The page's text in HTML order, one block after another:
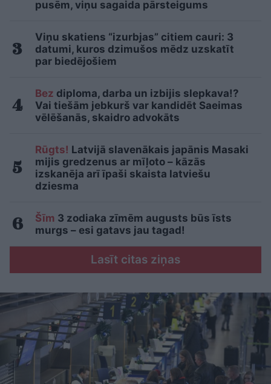
pusēm, viņu sagaida pārsteigums
Viņu skatiens “izurbjas” citiem cauri: 3
datumi, kuros dzimušos mēdz uzskatīt
par biedējošiem
Bez diploma, darba un izbijis slepkava!?
Vai tiešām jebkurš var kandidēt Saeimas
vēlēšanās, skaidro advokāts
Rūgts! Latvijā slavenākais japānis Masaki
mijis gredzenus ar mīļoto – kāzās
izskanēja arī īpaši skaista latviešu
dziesma
Šīm 3 zodiaka zīmēm augusts būs īsts
murgs – esi gatavs jau tagad!
Lasīt citas ziņas